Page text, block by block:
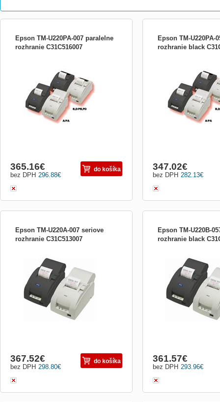
Epson TM-U220PA-007 paralelne
rozhranie C31C516007
matica Počet ihličiek: 9 Farbiaca páska:
C43S015374 Rýchlosť tlače: 6 riad/s
Rolka: 76 mm, O 83 mm Aut. orezávač:
áno Aut. navíjač: áno DKD: áno Zdroj v
cene: áno Bu
296.88€
bez DPH
365.16€ do košíka
Epson TM-U220PA-
rozhranie black
jehličková tiskárna s
údržbou. Velmi
ekonomická a variabilní.
všechny POS systémy v
prodeji a sektoru
282.13€
bez DPH
347.02€
Epson TM-U220A-007 seriove
rozhranie C31C513007
Nejoblíbenější, robustní, vysoce výkonná
jehličková tiskárna s jednoduchou
údržbou. Velmi spolehlivá, ergonomická,
ekonomická a variabilní. Vhodná pro
všechny POS systémy v maloobchodním
prodeji a sektoru zásobování. Můžet...
298.80€
bez DPH
367.52€ do košíka
Epson TM-U220B-
rozhranie black
Nejoblíbenější, robustní,
jehličková tiskárna s
údržbou. Velmi
ekonomická a variabilní.
všechny POS systémy v
prodeji a sektoru
293.96€
bez DPH
361.57€